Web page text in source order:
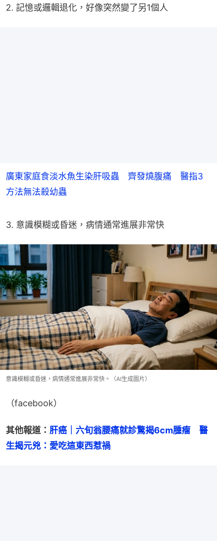
2. 記憶或邏輯退化，好像突然變了另1個人
廣東家庭食淡水魚生染肝吸蟲 齊發燒腹痛 醫指3
方法無法殺幼蟲
3. 意識模糊或昏迷，病情通常進展非常快
意識模糊或昏迷，病情通常進展非常快。（AI生成圖片）
（facebook）
其他報道： 肝癌｜六旬翁腰痛就診驚揭6cm腫瘤　醫
生揭元兇：愛吃這東西惹禍